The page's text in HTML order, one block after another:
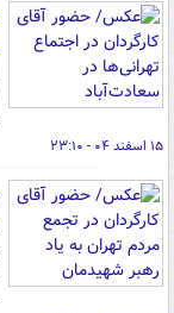
۱۵ اسفند ۰۴ - ۲۳:۱۰